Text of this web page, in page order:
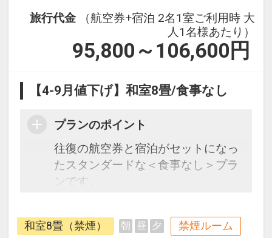
旅行代金
（航空券+宿泊 2名1室ご利用時 大
人1名様あたり）
95,800～106,600 円
【4-9月値下げ】和室8畳/食事なし
プランのポイント
往復の航空券と宿泊がセットになっ
たスタンダードな＜食事なし＞プラ
ンです。
できるダイナミックパッケージだか
ら、一都市滞在はもちろん周遊旅行
和室8畳（禁煙） 朝 昼 夕 禁煙ルーム